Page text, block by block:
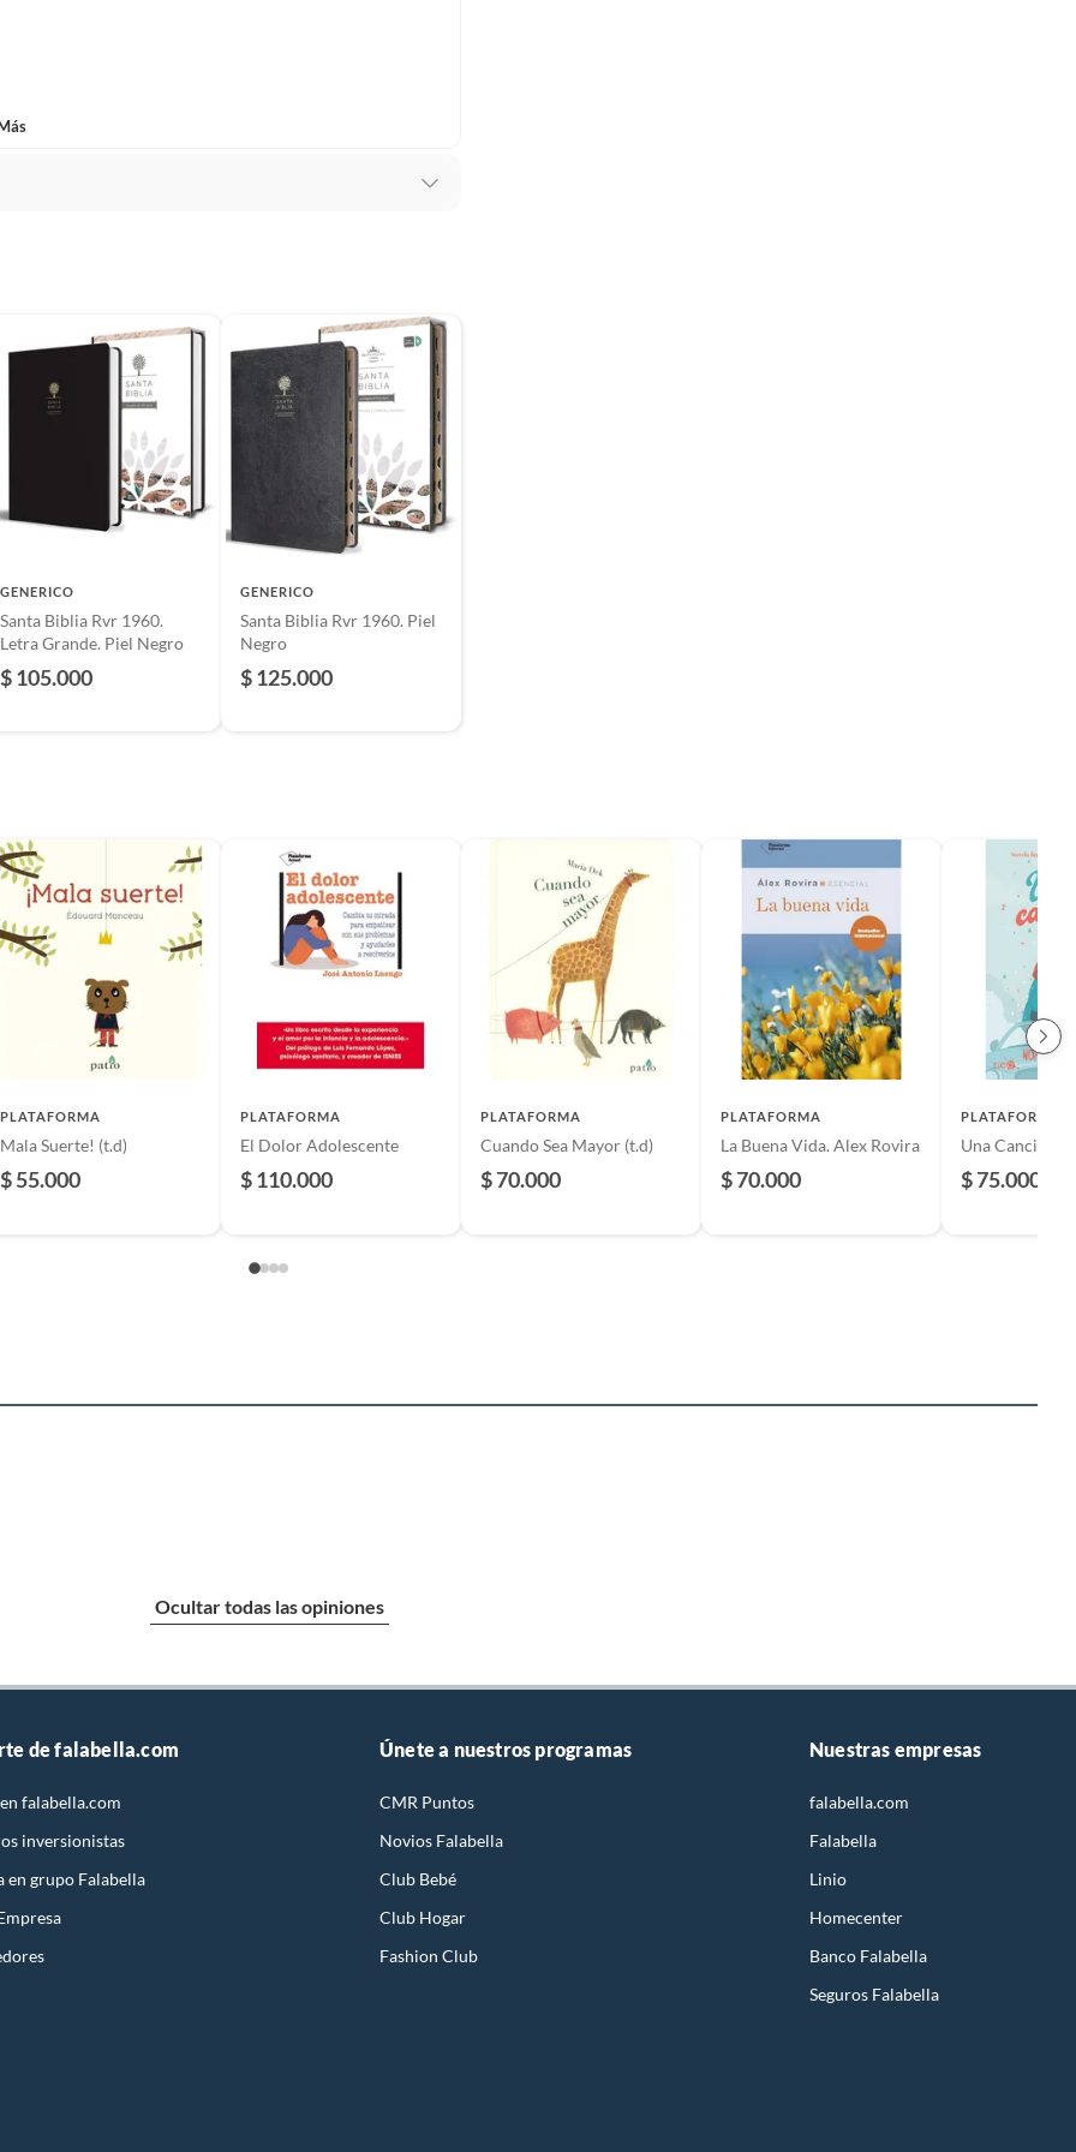
Claire Belton
GENERICO
Santa Biblia Rvr 1960.
Letra Grande. Piel Negro
$ 105.000
GENERICO
Santa Biblia Rvr 1960. Piel
Negro
$ 125.000
PLATAFORMA
Mala Suerte! (t.d)
$ 55.000
PLATAFORMA
El Dolor Adolescente
$ 110.000
PLATAFORMA
Cuando Sea Mayor (t.d)
$ 70.000
PLATAFORMA
La Buena Vida. Alex Rovira
$ 70.000
PLATAFORMA
Una Canción Y
$ 75.000
Ocultar todas las opiniones
de falabella.com
falabella.com
inversionistas
en grupo Falabella
Únete a nuestros programas
CMR Puntos
Novios Falabella
Club Bebé
Club Hogar
Fashion Club
Nuestras empresas
falabella.com
Falabella
Linio
Homecenter
Banco Falabella
Seguros Falabella